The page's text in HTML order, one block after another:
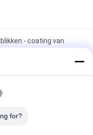
- coating van
voor
for?